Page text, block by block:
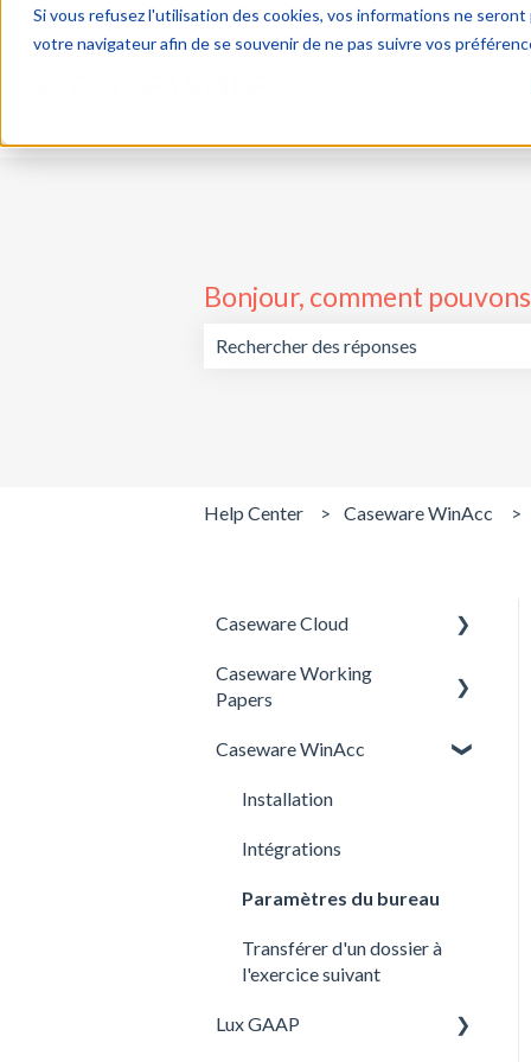
Si vous refusez l'utilisation des cookies, vos informations ne
votre navigateur afin de se souvenir de ne pas suivre vos
FrançaisAfficher le sous-menu pour les traductions
Bonjour, comment
Help Center Caseware WinAcc
Caseware Cloud
SQM
Caseware Working
Papers
Setup
Caseware WinAcc
Installation
Intégrations
Paramètres du bureau
Transférer d'un dossier à
l'exercice suivant
Lux GAAP